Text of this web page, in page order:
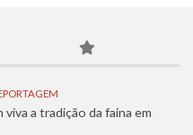
a tradição da faina em